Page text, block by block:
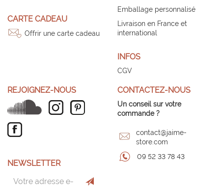
CARTE CADEAU
Offrir une carte cadeau
Emballage personnalisé
Livraison en France et
international
INFOS
CGV
REJOIGNEZ-NOUS
NEWSLETTER
CONTACTEZ-NOUS
Un conseil sur votre
commande ?
contact@jaime-
store.com
09 52 33 78 43